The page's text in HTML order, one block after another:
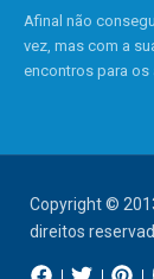
Afinal não
vez, mas com a
encontros para os
Copyright ©
direitos